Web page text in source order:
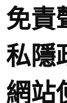
免責
私隱
網站